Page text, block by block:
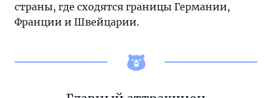
страны, где сходятся границы Германии,
Франции и Швейцарии.